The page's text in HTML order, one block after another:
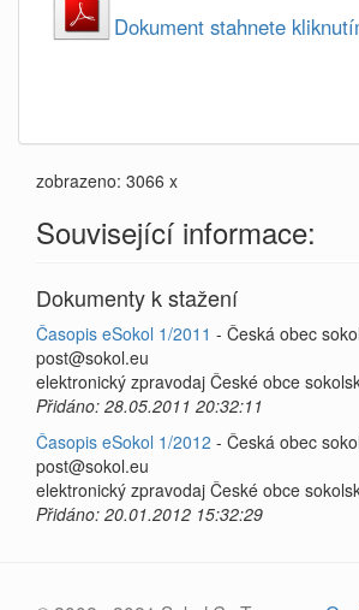
Dokument stahnete
zobrazeno: 3066 x
Související informace:
Dokumenty k stažení
Časopis eSokol 1/2011 - Česká obec
post@sokol.eu
elektronický zpravodaj České obce
Přidáno: 28.05.2011 20:32:11
Časopis eSokol 1/2012 - Česká obec
post@sokol.eu
elektronický zpravodaj České obce
Přidáno: 20.01.2012 15:32:29